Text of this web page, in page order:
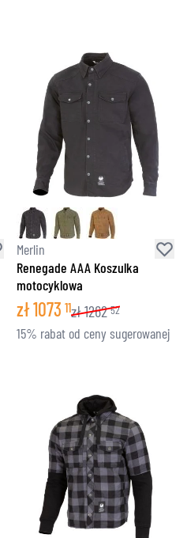
Merlin
Renegade AAA Koszulka
motocyklowa
zł1073 11zł1262 52
15% rabat od ceny sugerowanej